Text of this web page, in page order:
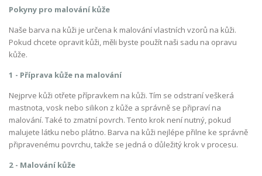
Pokyny pro malování kůže
Naše barva na kůži je určena k malování vlastních vzorů na kůži.
Pokud chcete opravit kůži, měli byste použít naši sadu na opravu
kůže.
1 - Příprava kůže na malování
Nejprve kůži otřete přípravkem na kůži. Tím se odstraní veškerá
mastnota, vosk nebo silikon z kůže a správně se připraví na
malování. Také to zmatní povrch. Tento krok není nutný, pokud
malujete látku nebo plátno. Barva na kůži nejlépe přilne ke správně
připravenému povrchu, takže se jedná o důležitý krok v procesu.
2 - Malování kůže